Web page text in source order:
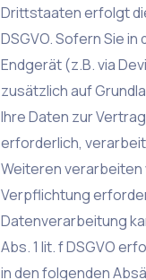
Drittstaaten erfolgt
DSGVO. Sofern Sie
Endgerät (z.B. via
zusätzlich auf
Ihre Daten zur
erforderlich,
Weiteren verarbeiten
Verpflichtung
Datenverarbeitung
Abs. 1 lit. f DSGVO
in den folgenden